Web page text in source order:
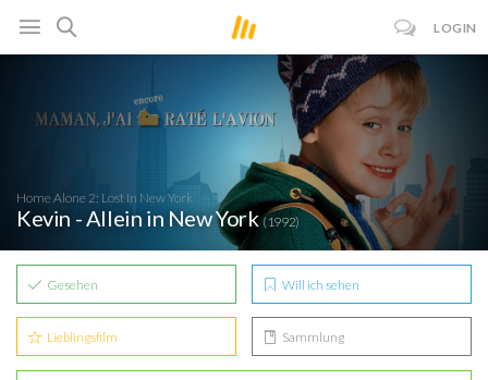
LOGIN
Home Alone 2: Lost In New York
Kevin - Allein in New York(1992)
Gesehen Will ich sehen
Lieblingsfilm Sammlung